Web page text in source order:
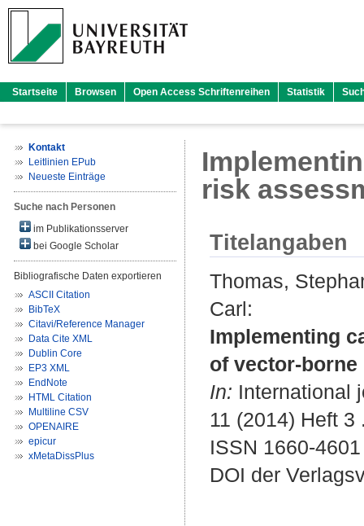
Startseite Browsen Open Access Schriftenreihen Statistik
Kontakt
Leitlinien EPub
Neueste Einträge
Suche nach Personen
im Publikationsserver
bei Google Scholar
Bibliografische Daten exportieren
ASCII Citation
BibTeX
Citavi/Reference Manager
Data Cite XML
Dublin Core
EP3 XML
EndNote
HTML Citation
Multiline CSV
OPENAIRE
epicur
xMetaDissPlus
risk
Titelangaben
Thomas,
Carl:
Implementing
of vector-borne
In: International
11 (2014) Heft
ISSN 1660-4601
DOI der